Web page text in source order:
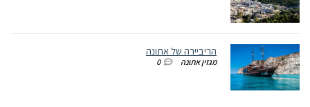
הריביירה של אתונה
מגזין אתונה 0